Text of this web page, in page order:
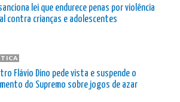
lei que endurece penas por violência
contra crianças e adolescentes
Flávio Dino pede vista e suspende o
do Supremo sobre jogos de azar